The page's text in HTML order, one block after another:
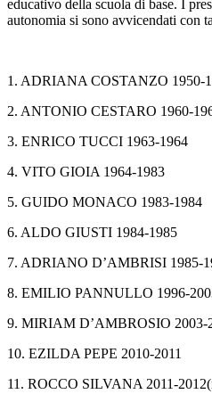
educativo della scuola di base. I
autonomia si sono avvicendati con
1. ADRIANA COSTANZO 1950-
2. ANTONIO CESTARO 1960-
3. ENRICO TUCCI 1963-1964
4. VITO GIOIA 1964-1983
5. GUIDO MONACO 1983-1984
6. ALDO GIUSTI 1984-1985
7. ADRIANO D’AMBRISI 1985-
8. EMILIO PANNULLO 1996-
9. MIRIAM D’AMBROSIO 2003-
10. EZILDA PEPE 2010-2011
11. ROCCO SILVANA 2011-